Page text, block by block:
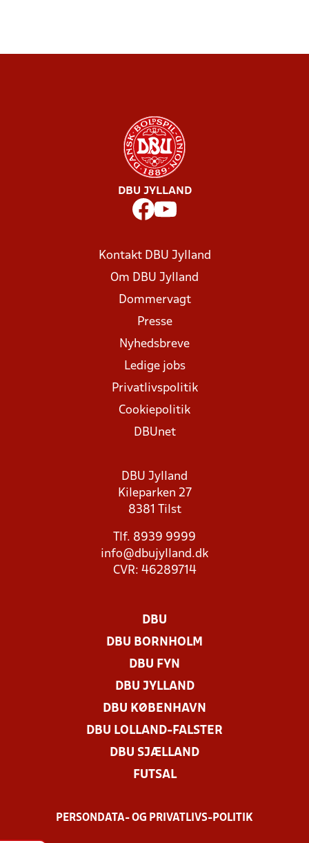
DBU JYLLAND
Kontakt DBU Jylland
Om DBU Jylland
Dommervagt
Presse
Nyhedsbreve
Ledige jobs
Privatlivspolitik
Cookiepolitik
DBUnet
DBU Jylland
Kileparken 27
8381 Tilst
Tlf. 8939 9999
info@dbujylland.dk
CVR: 46289714
DBU
DBU BORNHOLM
DBU FYN
DBU JYLLAND
DBU KØBENHAVN
DBU LOLLAND-FALSTER
DBU SJÆLLAND
FUTSAL
PERSONDATA- OG PRIVATLIVS-POLITIK